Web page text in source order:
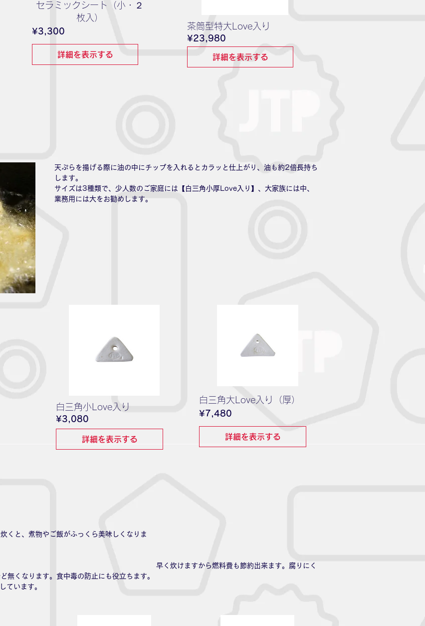
セラミックシート（小・２
枚入）
¥3,300
格
詳細を表示する
茶筒型特大Love入り
¥23,980
格
詳細を表示する
天ぷらを揚げる際に油の中にチップを入れるとカラッと仕上がり、油も約2倍長持ち
します。
サイズは3種類で、少人数のご家庭には【白三角小厚Love入り】、大家族には中、
業務用には大をお勧めします。
白三角小Love入り
¥3,080
格
詳細を表示する
白三角大Love入り（厚）
¥7,480
格
詳細を表示する
くと、煮物やご飯がふっくら美味しくなりま
。
燃料費も節約出来ます。腐りにく
無くなります。食中毒の防止にも役立ちます。
ています。